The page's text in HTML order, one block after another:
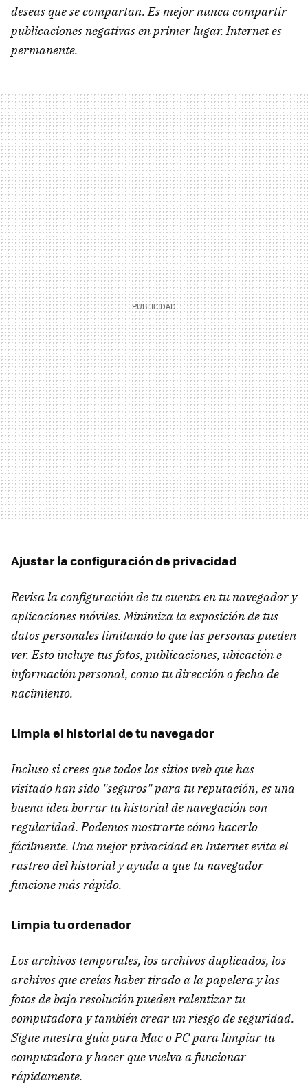
deseas que se compartan. Es mejor nunca compartir
publicaciones negativas en primer lugar. Internet es
permanente.
Ajustar la configuración de privacidad
Revisa la configuración de tu cuenta en tu navegador y
aplicaciones móviles. Minimiza la exposición de tus
datos personales limitando lo que las personas pueden
ver. Esto incluye tus fotos, publicaciones, ubicación e
información personal, como tu dirección o fecha de
nacimiento.
Limpia el historial de tu navegador
Incluso si crees que todos los sitios web que has
visitado han sido "seguros" para tu reputación, es una
buena idea borrar tu historial de navegación con
regularidad. Podemos mostrarte cómo hacerlo
fácilmente. Una mejor privacidad en Internet evita el
rastreo del historial y ayuda a que tu navegador
funcione más rápido.
Limpia tu ordenador
Los archivos temporales, los archivos duplicados, los
archivos que creías haber tirado a la papelera y las
fotos de baja resolución pueden ralentizar tu
computadora y también crear un riesgo de seguridad.
Sigue nuestra guía para Mac o PC para limpiar tu
computadora y hacer que vuelva a funcionar
rápidamente.